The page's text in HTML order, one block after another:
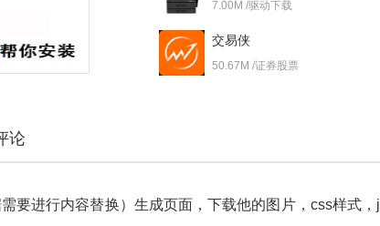
7.00M /驱动下载
交易侠
50.67M /证券股票
论
要进行内容替换）生成页面，下载他的图片，css样式，j